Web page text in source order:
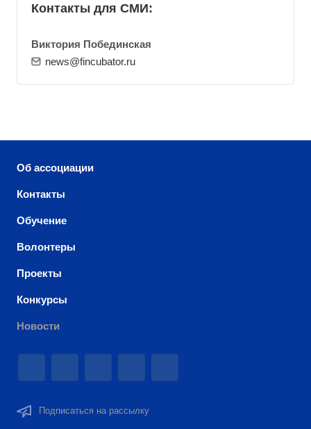
Контакты для СМИ:
Виктория Побединская
news@fincubator.ru
Об ассоциации
Контакты
Обучение
Волонтеры
Проекты
Конкурсы
Новости
Подписаться на рассылку